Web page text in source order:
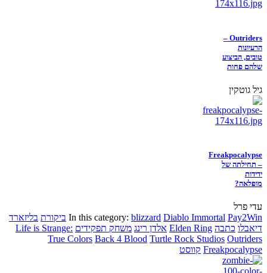
Outriders –
הרעיונות
טובים, הביצוע
שלהם פחות
גיל גוטקין
Freakpocalypse
– תחילתה של
ידידות
מופלאה?
עדי פרל
In this category: blizzard Diablo Immortal Pay2Win ביקורת בליזארד
דיאבלו כתבה Elden Ring אלדן רינג משחק תפקידים Life is Strange:
True Colors Back 4 Blood Turtle Rock Studios Outriders
Freakpocalypse קווסט